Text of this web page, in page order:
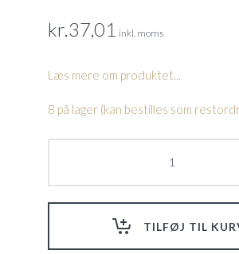
kr. 37,01 inkl. moms
Læs mere om produktet...
8 på lager (kan bestilles som
SK30i(03-
TILFØJ TIL